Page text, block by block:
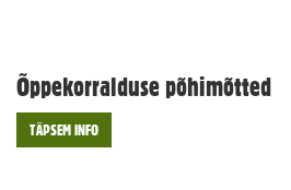
Õppekorralduse põhimõtted
TÄPSEM INFO